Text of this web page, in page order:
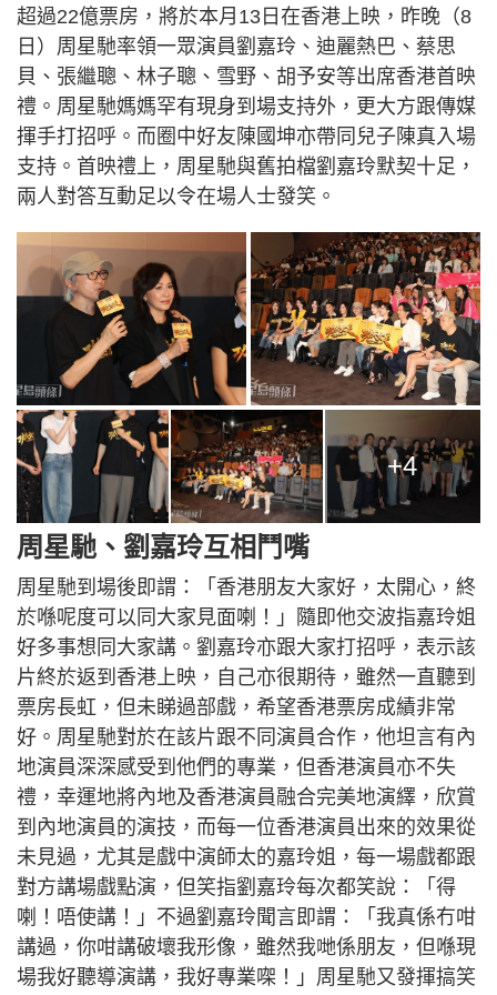
超過22億票房，將於本月13日在香港上映，昨晚（8
日）周星馳率領一眾演員劉嘉玲、迪麗熱巴、蔡思
貝、張繼聰、林子聰、雪野、胡予安等出席香港首映
禮。周星馳媽媽罕有現身到場支持外，更大方跟傳媒
揮手打招呼。而圈中好友陳國坤亦帶同兒子陳真入場
支持。首映禮上，周星馳與舊拍檔劉嘉玲默契十足，
兩人對答互動足以令在場人士發笑。
+4
周星馳、劉嘉玲互相鬥嘴
周星馳到場後即謂：「香港朋友大家好，太開心，終
於喺呢度可以同大家見面喇！」隨即他交波指嘉玲姐
好多事想同大家講。劉嘉玲亦跟大家打招呼，表示該
片終於返到香港上映，自己亦很期待，雖然一直聽到
票房長虹，但未睇過部戲，希望香港票房成績非常
好。周星馳對於在該片跟不同演員合作，他坦言有內
地演員深深感受到他們的專業，但香港演員亦不失
禮，幸運地將內地及香港演員融合完美地演繹，欣賞
到內地演員的演技，而每一位香港演員出來的效果從
未見過，尤其是戲中演師太的嘉玲姐，每一場戲都跟
對方講場戲點演，但笑指劉嘉玲每次都笑說：「得
喇！唔使講！」不過劉嘉玲聞言即謂：「我真係冇咁
講過，你咁講破壞我形像，雖然我哋係朋友，但喺現
場我好聽導演講，我好專業㗎！」周星馳又發揮搞笑